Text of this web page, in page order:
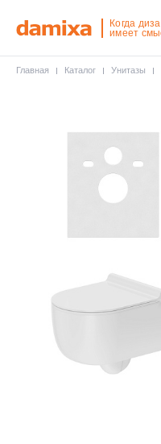
Когда
имеет
Главная Каталог Унитазы